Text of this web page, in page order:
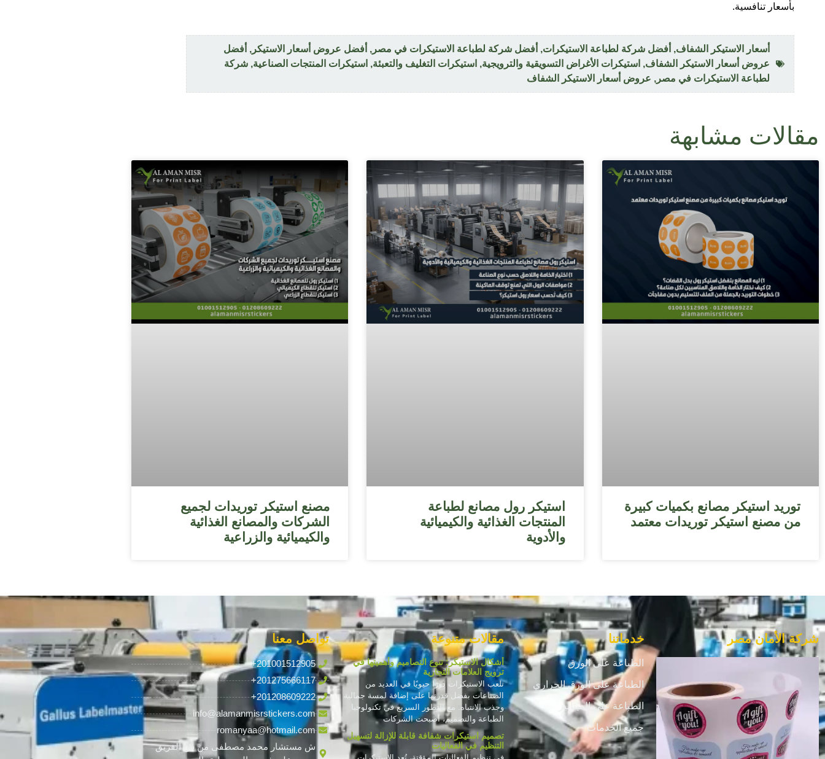
بأسعار تنافسية.
أسعار الاستيكر الشفاف, أفضل شركة لطباعة الاستيكرات, أفضل شركة لطباعة الاستيكرات في مصر , أفضل عروض أسعار الاستيكر , أفضل
عروض أسعار الاستيكر الشفاف, استيكرات الأغراض التسويقية والترويجية, استيكرات التغليف والتعبئة, استيكرات المنتجات الصناعية, شركة
لطباعة الاستيكرات في مصر , عروض أسعار الاستيكر الشفاف
مقالات مشابهة
توريد استيكر مصانع بكميات كبيرة
من مصنع استيكر توريدات معتمد
استيكر رول مصانع لطباعة
المنتجات الغذائية والكيميائية
والأدوية
مصنع استيكر توريدات لجميع
الشركات والمصانع الغذائية
والكيميائية والزراعية
شركة الأمان مصر خدماتنا
الطباعة على الورق
الطباعة على الورق الحراري
الطباعة علي الميتاليز
جميع الخدمات
مقالات متنوعة
أشكال الاستيكر: تنوع التصاميم وأهميتها في
ترويج العلامات التجارية
تلعب الاستيكرات دورًا حيويًا في العديد من
الصناعات بفضل قدرتها على إضافة لمسة جمالية
وجذب الانتباه. مع التطور السريع في تكنولوجيا
الطباعة والتصميم، أصبحت الشركات
تصميم استيكرات شفافة قابلة للإزالة لتسهيل
التنظيم في الفعاليات
تواصل معنا
+201001512905
+201275666117
+201208609222
info@alamanmisrstickers.com
romanyaa@hotmail.com
ش مستشار محمد مصطفى من ش الفريق